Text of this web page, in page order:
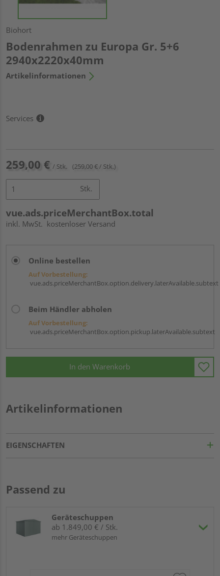
Biohort
Bodenrahmen zu Europa Gr. 5+6
2940x2220x40mm
Artikelinformationen
Services
259,00 € / Stk. (259,00 € / Stk.)
Stk.
vue.ads.priceMerchantBox.total
inkl. MwSt. kostenloser Versand
Online bestellen
Auf Vorbestellung:
vue.ads.priceMerchantBox.option.delivery.laterAvailable.subtext
Beim Händler abholen
Auf Vorbestellung:
vue.ads.priceMerchantBox.option.pickup.laterAvailable.subtext
In den Warenkorb
Artikelinformationen
EIGENSCHAFTEN
Passend zu
Geräteschuppen
ab 1.849,00 € / Stk.
mehr Geräteschuppen